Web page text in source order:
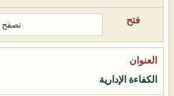
تصفح
الكفاءة الإدارية